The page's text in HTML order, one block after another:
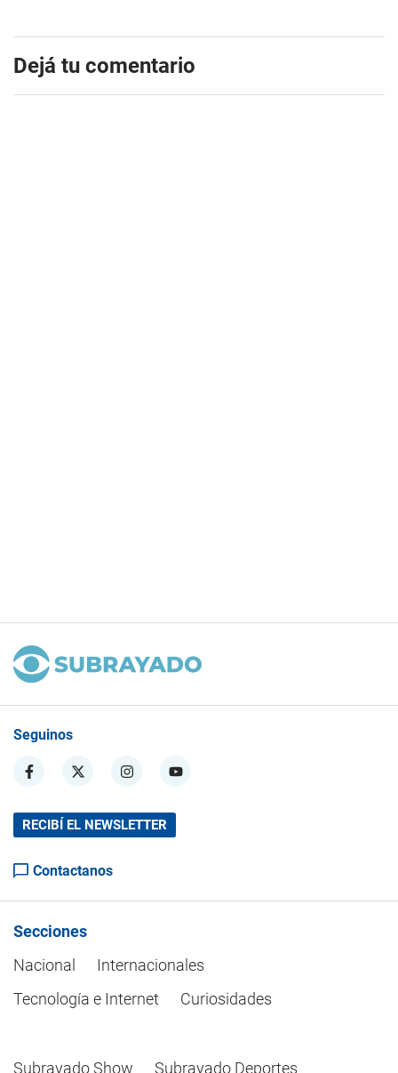
Dejá tu comentario
Seguinos
RECIBÍ EL NEWSLETTER
Contactanos
Secciones
Nacional
Internacionales
Tecnología e Internet
Curiosidades
Subrayado Show Subrayado Deportes